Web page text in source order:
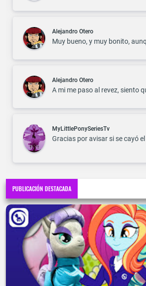
Alejandro Otero
Muy bueno, y muy bonito,
Alejandro Otero
A mi me paso al revez, siento
MyLittlePonySeriesTv
Gracias por avisar si se cayó
PUBLICACIÓN DESTACADA